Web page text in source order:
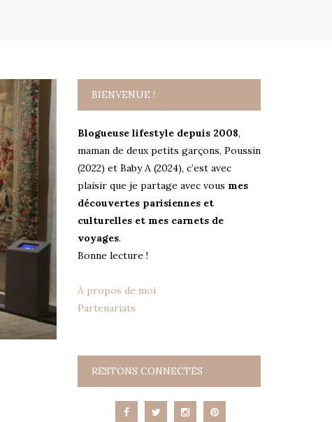
BIENVENUE !
Blogueuse lifestyle depuis 2008,
maman de deux petits garçons, Poussin
(2022) et Baby A (2024), c’est avec
plaisir que je partage avec vous mes
découvertes parisiennes et
culturelles et mes carnets de
voyages.
Bonne lecture !
À propos de moi
Partenariats
RESTONS CONNECTÉS